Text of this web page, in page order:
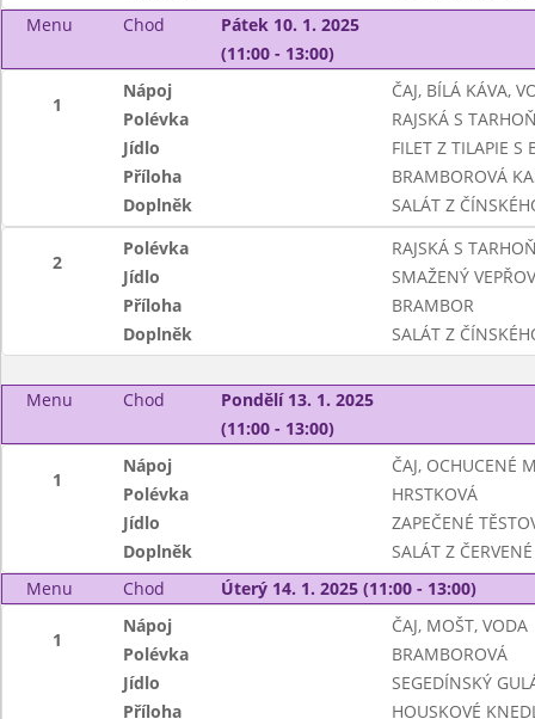
Menu
Chod
Pátek 10. 1. 2025
(11:00 - 13:00)
1
Nápoj
ČAJ, BÍLÁ KÁVA,
Polévka
RAJSKÁ S
Jídlo
FILET Z TILAPIE S
Příloha
BRAMBOROVÁ
Doplněk
SALÁT Z
2
Polévka
RAJSKÁ S
Jídlo
SMAŽENÝ
Příloha
BRAMBOR
Doplněk
SALÁT Z
Menu Chod
Pondělí 13. 1. 2025
(11:00 - 13:00)
1
Nápoj
ČAJ, OCHUCENÉ
Polévka
HRSTKOVÁ
Jídlo
ZAPEČENÉ
Doplněk
SALÁT Z
Menu
Chod Úterý 14. 1. 2025 (11:00 - 13:00)
1
Nápoj
ČAJ, MOŠT, VODA
Polévka
BRAMBOROVÁ
Jídlo
SEGEDÍNSKÝ
Příloha
HOUSKOVÉ